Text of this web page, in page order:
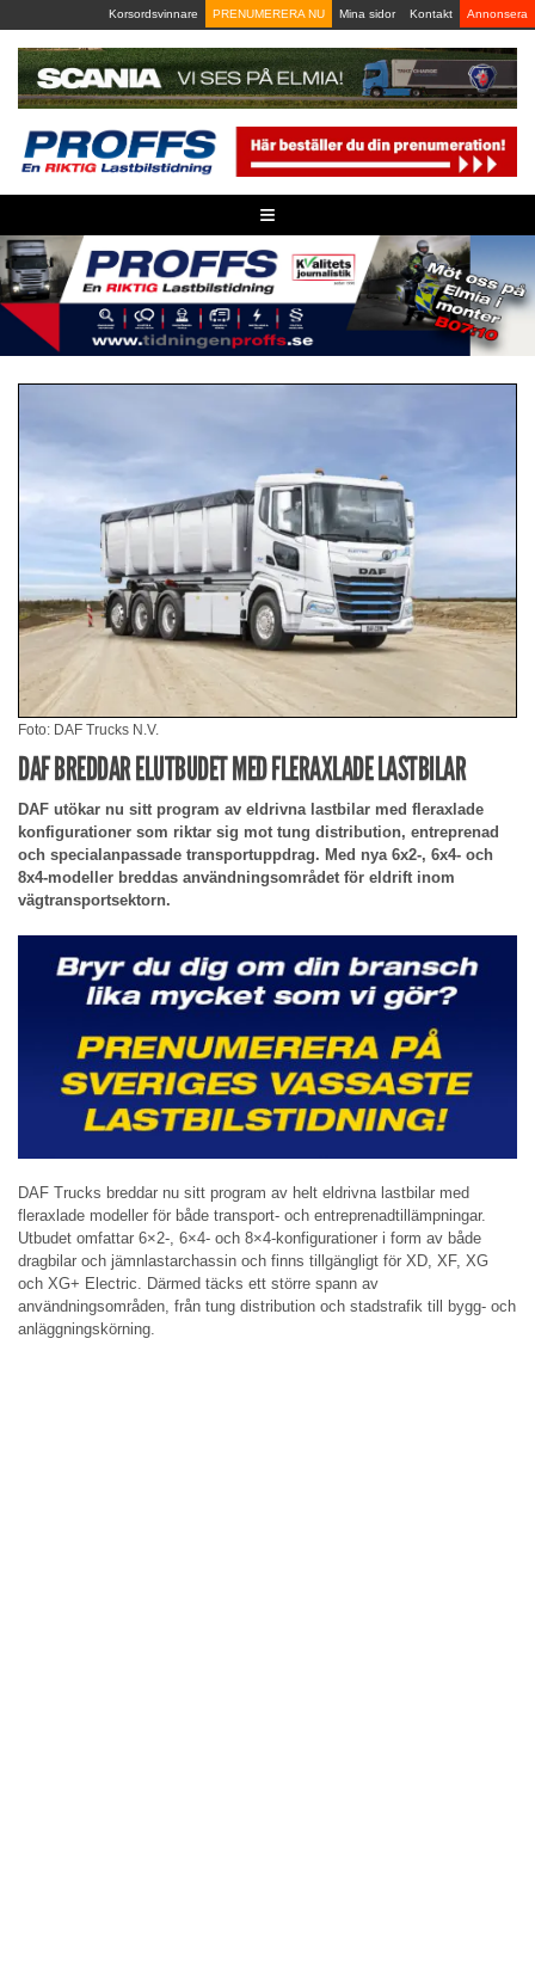
to
content
Korsordsvinnare PRENUMERERA NU Mina sidor Kontakt Annonsera
≡
Foto: DAF Trucks N.V.
DAF BREDDAR ELUTBUDET MED FLERAXLADE LASTBILAR
DAF utökar nu sitt program av eldrivna lastbilar med fleraxlade
konfigurationer som riktar sig mot tung distribution, entreprenad
och specialanpassade transportuppdrag. Med nya 6x2-, 6x4- och
8x4-modeller breddas användningsområdet för eldrift inom
vägtransportsektorn.
DAF Trucks breddar nu sitt program av helt eldrivna lastbilar med
fleraxlade modeller för både transport- och entreprenadtillämpningar.
Utbudet omfattar 6×2-, 6×4- och 8×4-konfigurationer i form av både
dragbilar och jämnlastarchassin och finns tillgängligt för XD, XF, XG
och XG+ Electric. Därmed täcks ett större spann av
användningsområden, från tung distribution och stadstrafik till bygg- och
anläggningskörning.